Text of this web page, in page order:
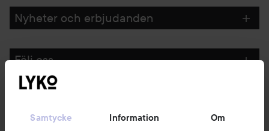
Samtycke Information Om
Nyheter och erbjudanden
Följ oss